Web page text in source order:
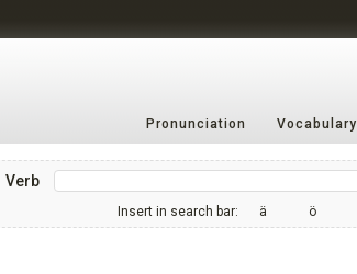
Pronunciation Vocabulary
Verb
Insert in search bar:
ä ö